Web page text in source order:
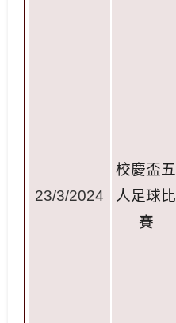
23/3/2024
校慶盃五
人足球比
賽